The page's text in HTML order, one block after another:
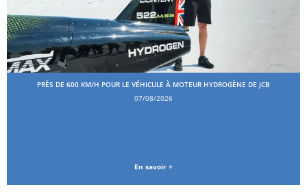
PRÈS DE 600 KM/H POUR LE VÉHICULE À MOTEUR HYDROGÈNE DE JCB
07/08/2026
En savoir +